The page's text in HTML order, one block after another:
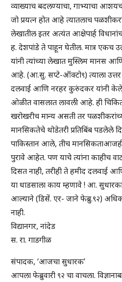
व्याख्याच बदलण्याचा, गाभ्याचा
जो प्रयत्न होत आहे त्यातलाच
लेखातील इतर अत्यंत आक्षेपार्ह
ह. देशपांडे ते पाहून घेतील. मात्र एकच
यांनी त्यांच्या लेखात मुस्लिम मानस
आहे. (आ.सु. सप्टे-ऑक्टो९) त्याला उत्तर
दलवाई आणि नरहर कुरुंदकर यांनी
ओळीत वासलात लावली आहे. ही
खरोखरीच मान्य असती तर
मानसिकतेचे थोडेतरी प्रतिबिंब
पाकिस्तान आले, तीच
पुरावे आहेत. पण याचे त्यांना काहीच
दिसत नाही, तरीही ते हमीद दलवाई
या धाडसाला काय म्हणावे ! आ.
आल्याने (डिसें. एर- जाने फेब्रु.९२)
नाही.
विद्यानगर, नांदेड
स. रा. गाडगीळ
संपादक, ‘आजचा सुधारक’
आपला फेब्रुवारी ९२ चा वाचला.